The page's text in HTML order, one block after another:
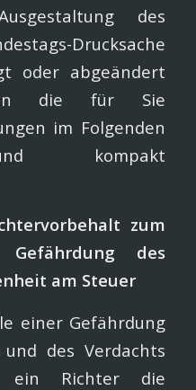
des
Drucksache
oder abgeändert
die für Sie
im Folgenden
kompakt
zum
Gefährdung des
am Steuer
einer Gefährdung
des Verdachts
ein Richter die